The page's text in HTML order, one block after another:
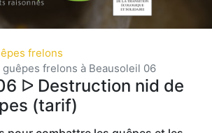
frelons
frelons à Beausoleil 06
ᐅ Destruction nid de
(tarif)